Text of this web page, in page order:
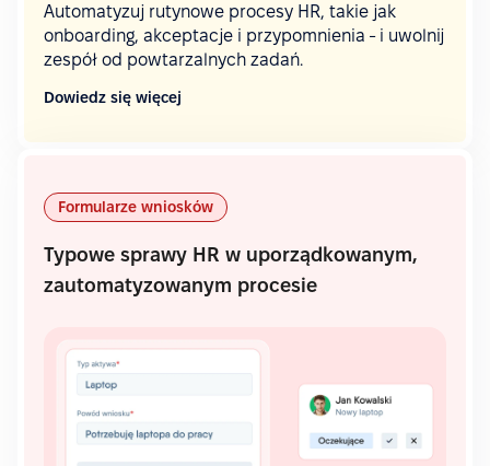
Automatyzuj rutynowe procesy HR, takie jak
onboarding, akceptacje i przypomnienia - i uwolnij
zespół od powtarzalnych zadań.
Dowiedz się więcej
Formularze wniosków
Typowe sprawy HR w uporządkowanym,
zautomatyzowanym procesie